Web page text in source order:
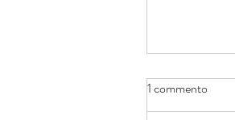
1 commento